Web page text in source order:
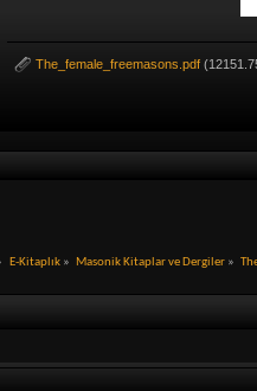
The_female_freemasons.pdf
E-Kitaplık» Masonik Kitaplar ve Dergiler»